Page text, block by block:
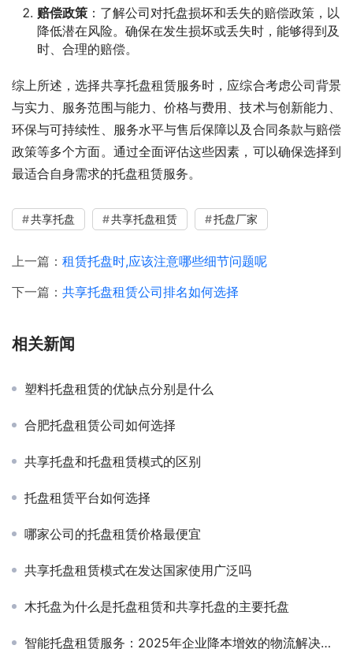
赔偿政策 ：了解公司对托盘损坏和丢失的赔偿政策，以
降低潜在风险。确保在发生损坏或丢失时，能够得到及
时、合理的赔偿。
综上所述，选择共享托盘租赁服务时，应综合考虑公司背景
与实力、服务范围与能力、价格与费用、技术与创新能力、
环保与可持续性、服务水平与售后保障以及合同条款与赔偿
政策等多个方面。通过全面评估这些因素，可以确保选择到
最适合自身需求的托盘租赁服务。
共享托盘 共享托盘租赁 托盘厂家
上一篇： 租赁托盘时,应该注意哪些细节问题呢
下一篇： 共享托盘租赁公司排名如何选择
相关新闻
塑料托盘租赁的优缺点分别是什么
合肥托盘租赁公司如何选择
共享托盘和托盘租赁模式的区别
托盘租赁平台如何选择
哪家公司的托盘租赁价格最便宜
共享托盘租赁模式在发达国家使用广泛吗
木托盘为什么是托盘租赁和共享托盘的主要托盘
智能托盘租赁服务：2025年企业降本增效的物流解决方案‌